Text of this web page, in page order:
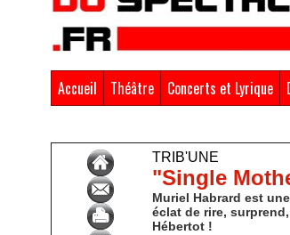
Accueil Théâtre Concerts et Lyrique
TRIB'UNE
"Single
Muriel Habrard est
éclat de rire,
Hébertot !